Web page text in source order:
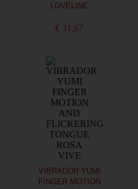
LOVELINE
€ 31,67
VIBRADOR YUMI
FINGER MOTION